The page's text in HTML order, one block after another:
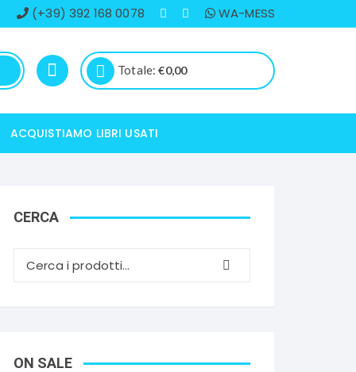
(+39) 392 168 0078 WA-MESS
Totale:€0,00
ACQUISTIAMO LIBRI USATI
CERCA
ON SALE